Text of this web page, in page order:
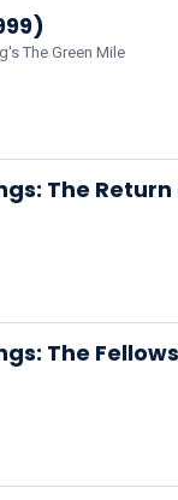
The Green Mile
The
The